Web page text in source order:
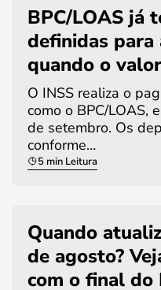
BPC/LOAS já
definidas para
quando o
O INSS realiza o
como o BPC/LOAS,
de setembro. Os
conforme…
5 min Leitura
Quando
de agosto?
com o final do